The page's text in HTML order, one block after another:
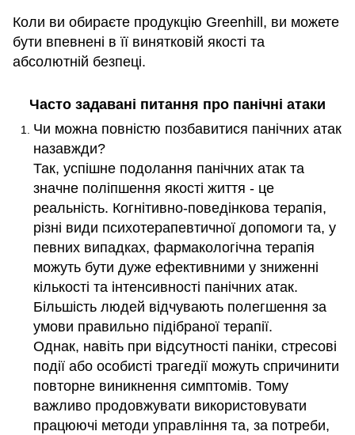
Коли ви обираєте продукцію Greenhill, ви можете
бути впевнені в її винятковій якості та
абсолютній безпеці.
Часто задавані питання про панічні атаки
Чи можна повністю позбавитися панічних атак
назавжди?
Так, успішне подолання панічних атак та
значне поліпшення якості життя - це
реальність. Когнітивно-поведінкова терапія,
різні види психотерапевтичної допомоги та, у
певних випадках, фармакологічна терапія
можуть бути дуже ефективними у зниженні
кількості та інтенсивності панічних атак.
Більшість людей відчувають полегшення за
умови правильно підібраної терапії.
Однак, навіть при відсутності паніки, стресові
події або особисті трагедії можуть спричинити
повторне виникнення симптомів. Тому
важливо продовжувати використовувати
працюючі методи управління та, за потреби,